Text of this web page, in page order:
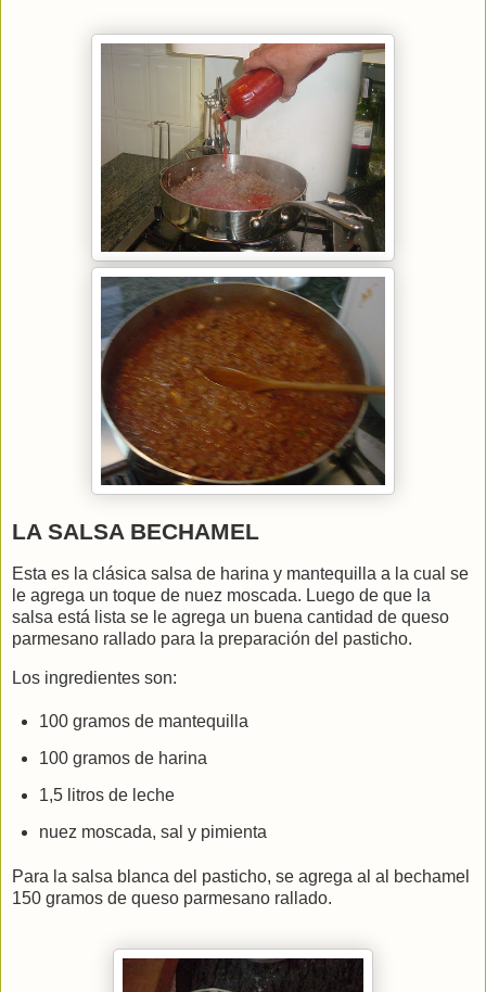
LA SALSA BECHAMEL
Esta es la clásica salsa de harina y mantequilla a la cual se
le agrega un toque de nuez moscada. Luego de que la
salsa está lista se le agrega un buena cantidad de queso
parmesano rallado para la preparación del pasticho.
Los ingredientes son:
100 gramos de mantequilla
100 gramos de harina
1,5 litros de leche
nuez moscada, sal y pimienta
Para la salsa blanca del pasticho, se agrega al al bechamel
150 gramos de queso parmesano rallado.